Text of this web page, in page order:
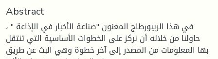
Abstract
في هذا الريبورطاج المعنون "صناعة الأخبار في الإذاعة " ،
حاولنا من خلاله أن نركز على الخطوات الأساسية التي تنتقل
بها المعلومات من المصدر إلى آخر خطوة وهي البث عن طريق